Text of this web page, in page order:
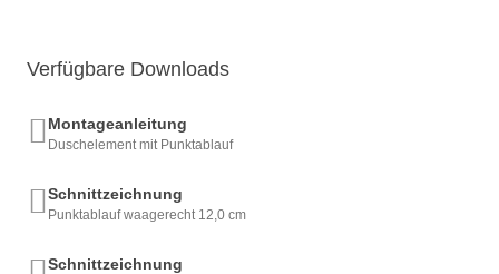
Verfügbare Downloads
Montageanleitung
Duschelement mit Punktablauf
Schnittzeichnung
Punktablauf waagerecht 12,0 cm
Schnittzeichnung